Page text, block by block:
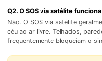
Q2. O SOS via satélite
Não. O SOS via satélite
céu ao ar livre. Telhados,
frequentemente bloqueiam o